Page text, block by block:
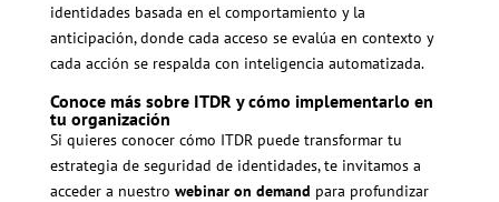
identidades basada en el comportamiento y la
anticipación, donde cada acceso se evalúa en contexto y
cada acción se respalda con inteligencia automatizada.
Conoce más sobre ITDR y cómo implementarlo en
tu organización
Si quieres conocer cómo ITDR puede transformar tu
estrategia de seguridad de identidades, te invitamos a
acceder a nuestro webinar on demand para profundizar